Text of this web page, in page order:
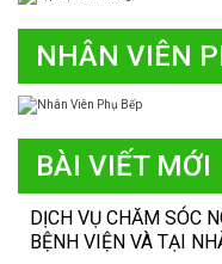
NHÂN VIÊN
BÀI VIẾT MỚI
DỊCH VỤ CHĂM SÓC
BỆNH VIỆN VÀ TẠI